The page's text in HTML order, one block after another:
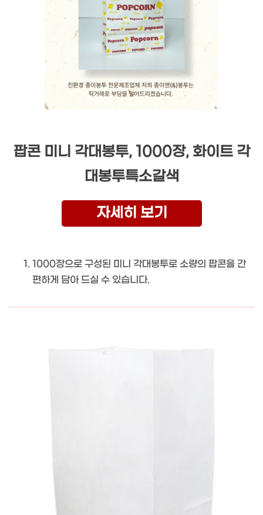
팝콘 미니 각대봉투, 1000장, 화이트 각
대봉투특소갈색
자세히 보기
1000장으로 구성된 미니 각대봉투로 소량의 팝콘을 간
편하게 담아 드실 수 있습니다.